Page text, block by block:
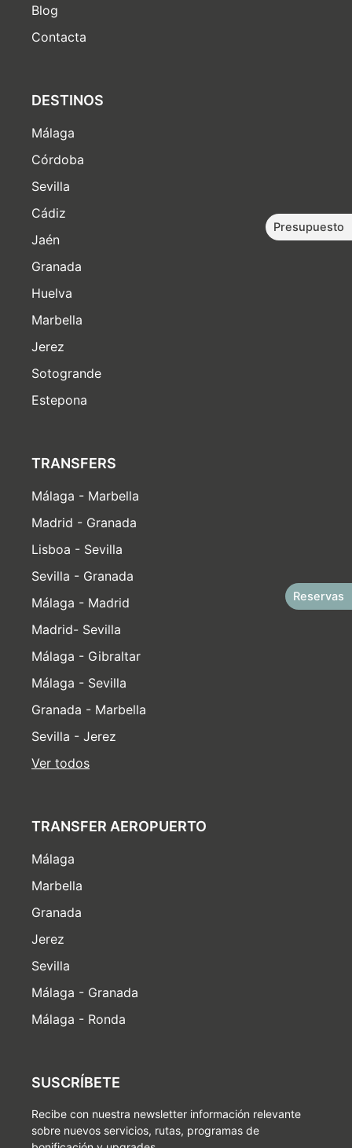
Blog
Contacta
DESTINOS
Málaga
Córdoba
Sevilla
Cádiz
Jaén
Granada
Huelva
Marbella
Jerez
Sotogrande
Estepona
TRANSFERS
Málaga - Marbella
Madrid - Granada
Lisboa - Sevilla
Sevilla - Granada
Málaga - Madrid
Madrid- Sevilla
Málaga - Gibraltar
Málaga - Sevilla
Granada - Marbella
Sevilla - Jerez
Ver todos
TRANSFER AEROPUERTO
Málaga
Marbella
Granada
Jerez
Sevilla
Málaga - Granada
Málaga - Ronda
SUSCRÍBETE
Recibe con nuestra newsletter información relevante
sobre nuevos servicios, rutas, programas de
Reservas
Presupuesto